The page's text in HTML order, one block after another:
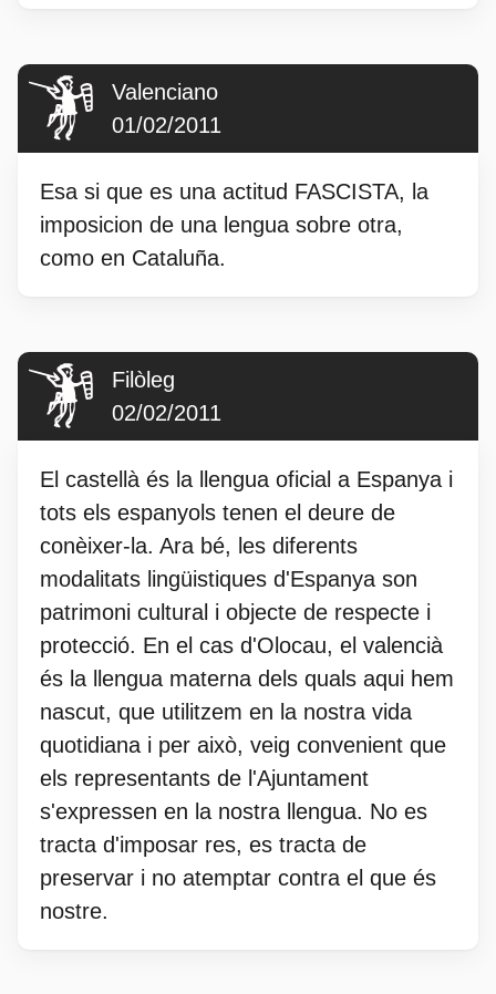
Valenciano
01/02/2011
Esa si que es una actitud FASCISTA, la
imposicion de una lengua sobre otra,
como en Cataluña.
Filòleg
02/02/2011
El castellà és la llengua oficial a Espanya i
tots els espanyols tenen el deure de
conèixer-la. Ara bé, les diferents
modalitats lingüistiques d'Espanya son
patrimoni cultural i objecte de respecte i
protecció. En el cas d'Olocau, el valencià
és la llengua materna dels quals aqui hem
nascut, que utilitzem en la nostra vida
quotidiana i per això, veig convenient que
els representants de l'Ajuntament
s'expressen en la nostra llengua. No es
tracta d'imposar res, es tracta de
preservar i no atemptar contra el que és
nostre.